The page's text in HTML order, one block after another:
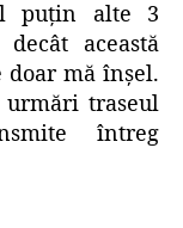
puţin alte 3
această
doar mă înşel.
traseul
întreg